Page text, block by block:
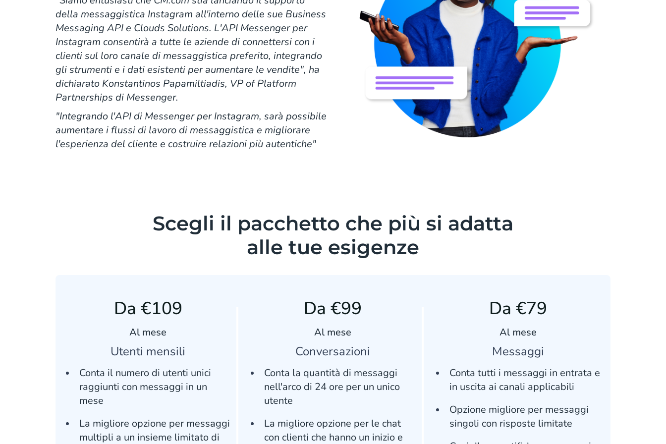
della messaggistica Instagram all'interno delle sue Business
Messaging API e Clouds Solutions. L'API Messenger per
Instagram consentirà a tutte le aziende di connettersi con i
clienti sul loro canale di messaggistica preferito, integrando
gli strumenti e i dati esistenti per aumentare le vendite", ha
dichiarato Konstantinos Papamiltiadis, VP of Platform
Partnerships di Messenger.
"Integrando l'API di Messenger per Instagram, sarà possibile
aumentare i flussi di lavoro di messaggistica e migliorare
l'esperienza del cliente e costruire relazioni più autentiche"
Scegli il pacchetto che più si adatta
alle tue esigenze
Da €109
Al mese
Utenti mensili
Conta il numero di utenti unici
raggiunti con messaggi in un
mese
La migliore opzione per messaggi
multipli a un insieme limitato di
Da €99
Al mese
Conversazioni
Conta la quantità di messaggi
nell'arco di 24 ore per un unico
utente
La migliore opzione per le chat
con clienti che hanno un inizio e
Da €79
Al mese
Messaggi
Conta tutti i messaggi in entrata e
in uscita ai canali applicabili
Opzione migliore per messaggi
singoli con risposte limitate